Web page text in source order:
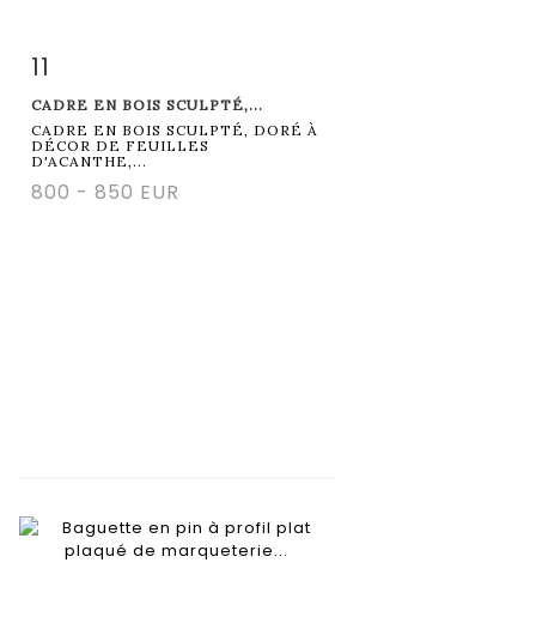
11
CADRE EN BOIS SCULPTÉ,...
CADRE EN BOIS SCULPTÉ, DORÉ À
DÉCOR DE FEUILLES
D'ACANTHE,...
800 - 850 EUR